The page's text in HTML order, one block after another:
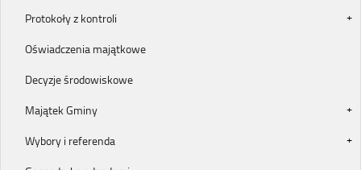
Protokoły z kontroli
Oświadczenia majątkowe
Decyzje środowiskowe
Majątek Gminy
Wybory i referenda